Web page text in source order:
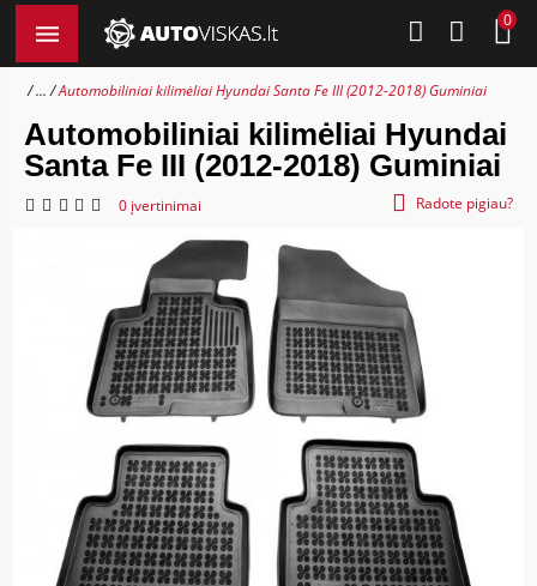
0
... Automobiliniai kilimėliai Hyundai Santa Fe III (2012-2018) Guminiai
Automobiliniai kilimėliai Hyundai
Santa Fe III (2012-2018) Guminiai
0 įvertinimai Radote pigiau?